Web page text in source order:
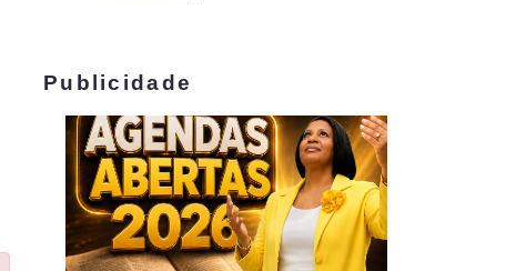
Publicidade